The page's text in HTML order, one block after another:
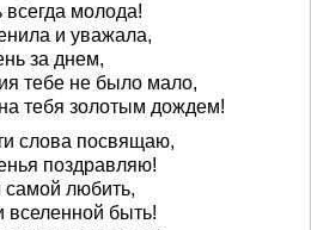
всегда молода!
и уважала,
за днем,
тебе не было мало,
тебя золотым дождем!
слова посвящаю,
поздравляю!
любить,
быть!